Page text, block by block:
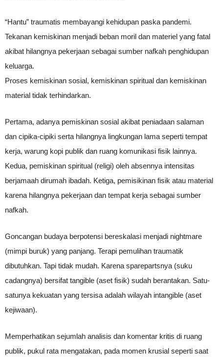
“Hantu” traumatis membayangi kehidupan paska pandemi.
Tekanan kemiskinan menjadi beban moril dan materiel yang fatal
akibat hilangnya pekerjaan sebagai sumber nafkah penghidupan
keluarga.
Proses kemiskinan sosial, kemiskinan spiritual dan kemiskinan
material tidak terhindarkan.
Pertama, adanya pemiskinan sosial akibat peniadaan salaman
dan cipika-cipiki serta hilangnya lingkungan lama seperti tempat
kerja, warung kopi publik dan ruang komunikasi fisik lainnya.
Kedua, pemiskinan spiritual (religi) oleh absennya intensitas
berjamaah dirumah ibadah. Ketiga, pemisikinan fisik atau material
karena hilangnya pekerjaan dan tempat kerja sebagai sumber
nafkah.
Goncangan budaya berpotensi bereskalasi menjadi nightmare
(mimpi buruk) yang panjang. Terapi pemulihan traumatik
dibutuhkan. Tapi tidak mudah. Karena sparepartsnya (suku
cadangnya) bersifat tangible (aset fisik) sudah berantakan. Satu-
satunya kekuatan yang tersisa adalah wilayah intangible (aset
kejiwaan).
Memperhatikan sejumlah analisis dan komentar kritis di ruang
publik, pukul rata mengatakan, pada momen krusial seperti saat